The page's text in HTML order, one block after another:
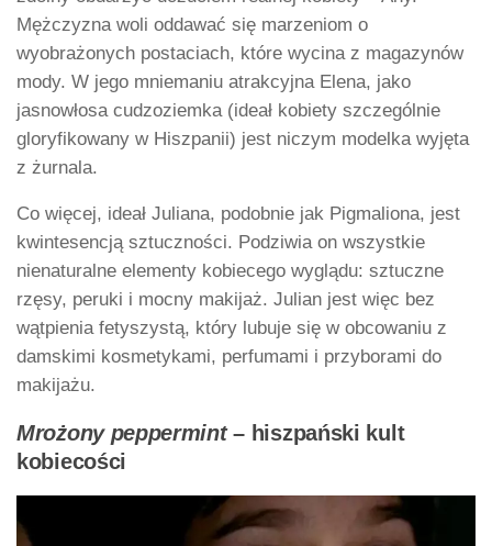
Mężczyzna woli oddawać się marzeniom o
wyobrażonych postaciach, które wycina z magazynów
mody. W jego mniemaniu atrakcyjna Elena, jako
jasnowłosa cudzoziemka (ideał kobiety szczególnie
gloryfikowany w Hiszpanii) jest niczym modelka wyjęta
z żurnala.
Co więcej, ideał Juliana, podobnie jak Pigmaliona, jest
kwintesencją sztuczności. Podziwia on wszystkie
nienaturalne elementy kobiecego wyglądu: sztuczne
rzęsy, peruki i mocny makijaż. Julian jest więc bez
wątpienia fetyszystą, który lubuje się w obcowaniu z
damskimi kosmetykami, perfumami i przyborami do
makijażu.
Mrożony peppermint– hiszpański kult
kobiecości